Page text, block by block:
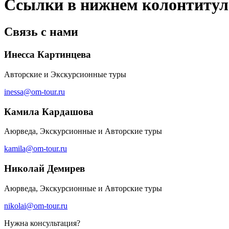
Ссылки в нижнем
Связь с нами
Инесса Картинцева
Авторские и Экскурсионные туры
inessa@om-tour.ru
Камила Кардашова
Аюрведа, Экскурсионные и Авторские туры
kamila@om-tour.ru
Николай Демирев
Аюрведа, Экскурсионные и Авторские туры
nikolai@om-tour.ru
Нужна консультация?